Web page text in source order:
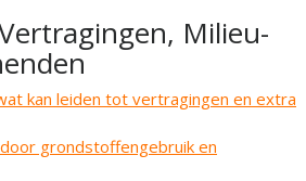
Milieu-
kan leiden tot vertragingen en extra
grondstoffengebruik en